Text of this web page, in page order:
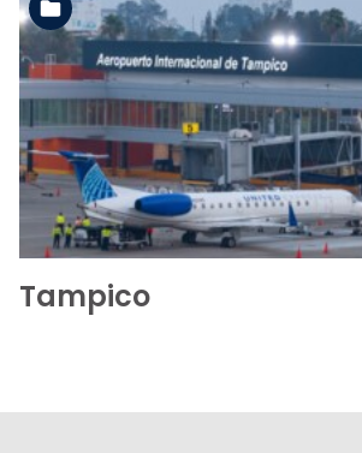
Ver la carpeta
Tampico